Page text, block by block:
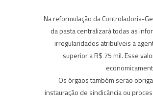
Na reformulação da Controladoria-
da pasta centralizará todas as
irregularidades atribuíveis a
superior a R$ 75 mil. Esse
Os órgãos também serão
instauração de sindicância ou